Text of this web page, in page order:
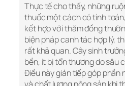
Thực tế cho thấy, những
thuốc một cách có tính
kết hợp với thăm đồng
biện pháp canh tác hợp lý,
rất khả quan. Cây sinh
bền, ít bị tổn thương do sâu
Điều này gián tiếp góp phần